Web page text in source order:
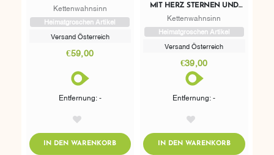
Kettenwahnsinn
Heimatgroschen Artikel
Versand Österreich
€59,00
Entfernung: -
IN DEN WARENKORBADDTOCART
MIT HERZ STERNEN UND
MOND
Kettenwahnsinn
Heimatgroschen Artikel
Versand Österreich
€39,00
Entfernung: -
IN DEN WARENKORBADDTOCART